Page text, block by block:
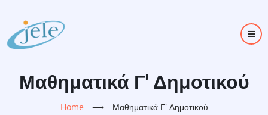
main
content
Μαθηματικά Γ' Δημοτικού
Home ⟶ Μαθηματικά Γ' Δημοτικού